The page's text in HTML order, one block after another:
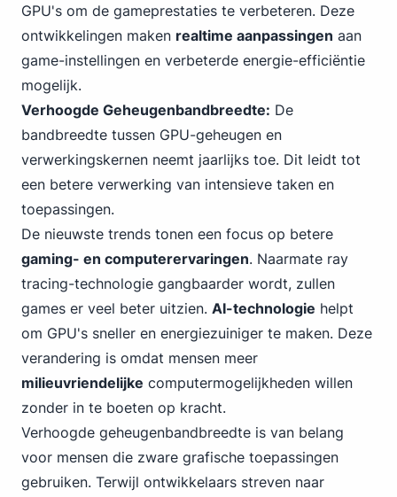
GPU's om de gameprestaties te verbeteren. Deze
ontwikkelingen maken realtime aanpassingen aan
game-instellingen en verbeterde energie-efficiëntie
mogelijk.
Verhoogde Geheugenbandbreedte: De
bandbreedte tussen GPU-geheugen en
verwerkingskernen neemt jaarlijks toe. Dit leidt tot
een betere verwerking van intensieve taken en
toepassingen.
De nieuwste trends tonen een focus op betere
gaming- en computerervaringen. Naarmate ray
tracing-technologie gangbaarder wordt, zullen
games er veel beter uitzien. AI-technologie helpt
om GPU's sneller en energiezuiniger te maken. Deze
verandering is omdat mensen meer
milieuvriendelijke computermogelijkheden willen
zonder in te boeten op kracht.
Verhoogde geheugenbandbreedte is van belang
voor mensen die zware grafische toepassingen
gebruiken. Terwijl ontwikkelaars streven naar